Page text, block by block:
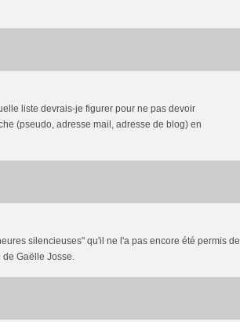
liste devrais-je figurer pour ne pas devoir
(pseudo, adresse mail, adresse de blog) en
silencieuses" qu'il ne l'a pas encore été permis de
de Gaëlle Josse.